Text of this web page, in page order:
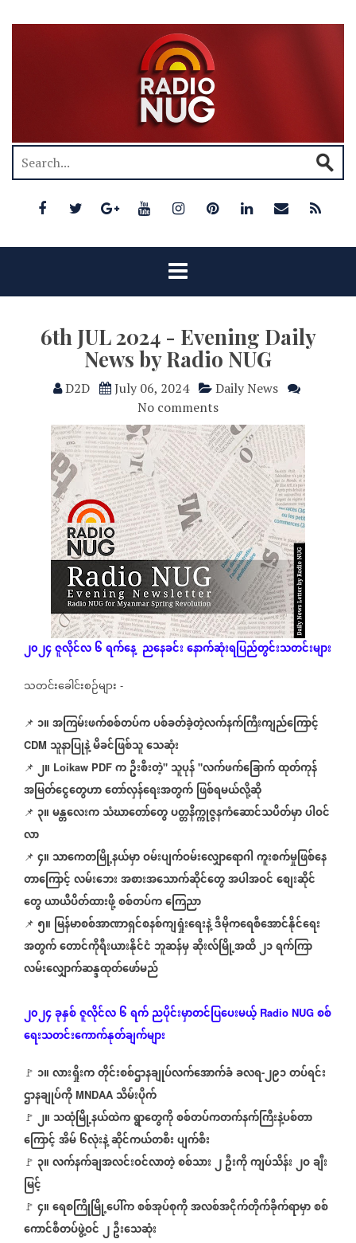
6th JUL 2024 - Evening Daily
News by Radio NUG
D2D July 06, 2024
Daily News
No comments
၂၀၂၄ဇူလိုင်လ၆ရက်နေ့ ညနေခင်းနောက်ဆုံးရပြည်တွင်းသတင်းများ
သတင်းခေါင်းစဉ်များ -
📌 ၁။အကြမ်းဖက်စစ်တပ်ကပစ်ခတ်ခဲ့တဲ့လက်နက်ကြီးကျည်ကြောင့်
CDM သူနာပြုနဲ့မိခင်ဖြစ်သူသေဆုံး
📌 ၂။ Loikaw PDF ကဦးစီးတဲ့" သူပုန် "လက်ဖက်ခြောက်ထုတ်ကုန်
အမြတ်ငွေတွေဟာတော်လှန်ရေးအတွက်ဖြစ်ရမယ်လို့ဆို
📌 ၃။မန္တလေးကသံဃာတော်တွေပတ္တနိက္ကုဇ္ဇနကံဆောင်သပိတ်မှာပါဝင်
လာ
📌 ၄။သာကေတမြို့နယ်မှာဝမ်းပျက်ဝမ်းလျှောရောဂါကူးစက်မှုဖြစ်နေ
တာကြောင့်လမ်းဘေးအစားအသောက်ဆိုင်တွေအပါအဝင်စျေးဆိုင်
တွေယာယီပိတ်ထားဖို့စစ်တပ်ကကြေညာ
📌 ၅။ မြန်မာစစ်အာဏာရှင်စနစ်ကျရှုံးရေးနဲ့ဒီမိုကရေစီအောင်နိုင်ရေး
အတွက်တောင်ကိုရီးယားနိုင်ငံဘူဆန်မှဆိုးလ်မြို့အထိ၂၁ရက်ကြာ
လမ်းလျှောက်ဆန္ဒထုတ်ဖော်မည်
၂၀၂၄ခုနှစ်ဇူလိုင်လ၆ရက်ညပိုင်းမှာတင်ပြပေးမယ့် Radio NUG စစ်
ရေးသတင်းကောက်နုတ်ချက်များ
🚩 ၁။လားရှိုးကတိုင်းစစ်ဌာနချုပ်လက်အောက်ခံခလရ-၂၉၁တပ်ရင်း
ဌာနချုပ်ကို MNDAA သိမ်းပိုက်
🚩 ၂။သထုံမြို့နယ်ထဲကရွာတွေကိုစစ်တပ်ကတက်နက်ကြီးနဲ့ပစ်တာ
ကြောင့်အိမ်၆လုံးနဲ့ဆိုင်ကယ်တစီးပျက်စီး
🚩 ၃။လက်နက်ချအလင်းဝင်လာတဲ့စစ်သား၂ဦးကိုကျပ်သိန်း၂ဝချီး
မြင့်
🚩 ၄။ရေစကြိုမြို့ပေါ်ကစစ်အုပ်စုကိုအလစ်အငိုက်တိုက်ခိုက်ရာမှာစစ်
ကောင်စီတပ်ဖွဲ့ဝင်၂ဦးသေဆုံး